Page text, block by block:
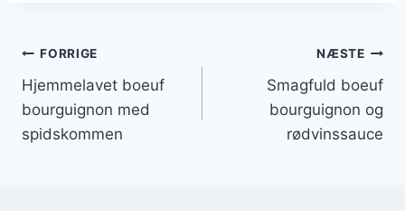
Indlægsnavigation
FORRIGE
Hjemmelavet boeuf
bourguignon med
spidskommen
NÆSTE
Smagfuld boeuf
bourguignon og
rødvinssauce